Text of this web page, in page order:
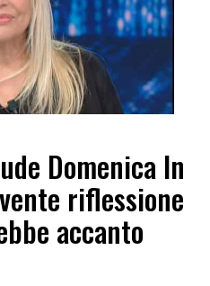
Domenica In
riflessione
accanto